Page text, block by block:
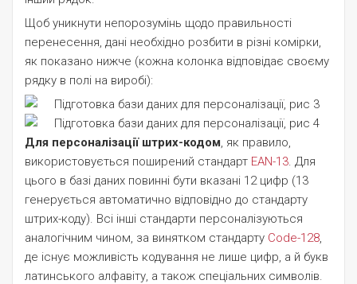
Щоб уникнути непорозумінь щодо правильності
перенесення, дані необхідно розбити в різні комірки,
як показано нижче (кожна колонка відповідає своєму
рядку в полі на виробі):
Для персоналізації штрих-кодом, як правило,
використовується поширений стандарт EAN-13. Для
цього в базі даних повинні бути вказані 12 цифр (13
генерується автоматично відповідно до стандарту
штрих-коду). Всі інші стандарти персоналізуються
аналогічним чином, за винятком стандарту Code-128,
де існує можливість кодування не лише цифр, а й букв
латинського алфавіту, а також спеціальних символів.